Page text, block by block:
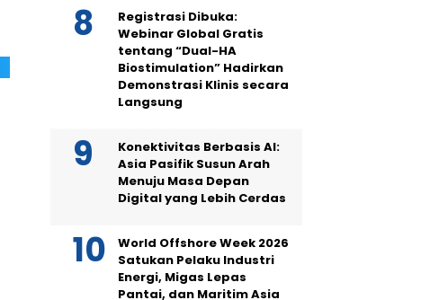
Registrasi Dibuka:
Webinar Global Gratis
tentang “Dual-HA
Biostimulation” Hadirkan
Demonstrasi Klinis secara
Langsung
Konektivitas Berbasis AI:
Asia Pasifik Susun Arah
Menuju Masa Depan
Digital yang Lebih Cerdas
World Offshore Week 2026
Satukan Pelaku Industri
Energi, Migas Lepas
Pantai, dan Maritim Asia